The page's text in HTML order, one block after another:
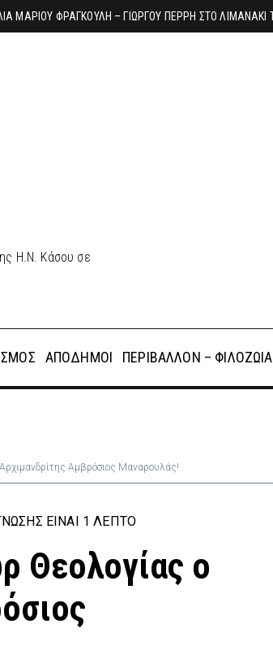
Η.Ν. Κάσου σε
ΑΠΌΔΗΜΟΙ ΠΕΡΙΒΆΛΛΟΝ – ΦΙΛΟΖΩΊΑ
Αμβρόσιος Μαναρουλάς!
ΕΊΝΑΙ 1 ΛΕΠΤΌ
Θεολογίας ο